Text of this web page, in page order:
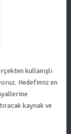
kullanışlı
Hedefimiz en
kaynak ve